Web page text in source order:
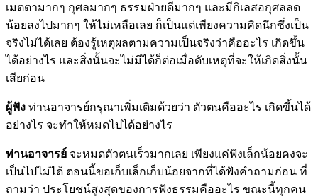
เมตตามากๆ กุศลมากๆ ธรรมฝ่ายดีมากๆ และมีกิเลสอกุศลลด
น้อยลงไปมากๆ ให้ไม่เหลือเลย ก็เป็นแต่เพียงความคิดนึกซึ่งเป็น
จริงไม่ได้เลย ต้องรู้เหตุผลตามความเป็นจริงว่าคืออะไร เกิดขึ้น
ได้อย่างไร และสิ่งนั้นจะไม่มีได้ก็ต่อเมื่อดับเหตุที่จะให้เกิดสิ่งนั้น
เสียก่อน
ผู้ฟัง ท่านอาจารย์กรุณาเพิ่มเติมด้วยว่า ตัวตนคืออะไร เกิดขึ้นได้
อย่างไร จะทำให้หมดไปได้อย่างไร
ท่านอาจารย์ จะหมดตัวตนเร็วมากเลย เพียงแค่ฟังเล็กน้อยคงจะ
เป็นไปไม่ได้ ตอนนี้ขอเก็บเล็กเก็บน้อยจากที่ได้ฟังคำถามก่อน ที่
ถามว่า ประโยชน์สูงสุดของการฟังธรรมคืออะไร ขณะนี้ทุกคน